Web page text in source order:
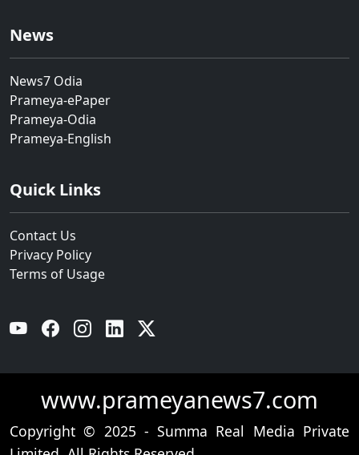
News
News7 Odia
Prameya-ePaper
Prameya-Odia
Prameya-English
Quick Links
Contact Us
Privacy Policy
Terms of Usage
YouTube Facebook Instagram Linkedin
www.prameyanews7.com
Copyright © 2025 - Summa Real Media Private